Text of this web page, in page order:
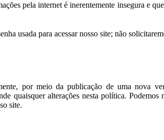
pela internet é inerentemente insegura e
usada para acessar nosso site; não
por meio da publicação de uma nova
quaisquer alterações nesta política.
site.